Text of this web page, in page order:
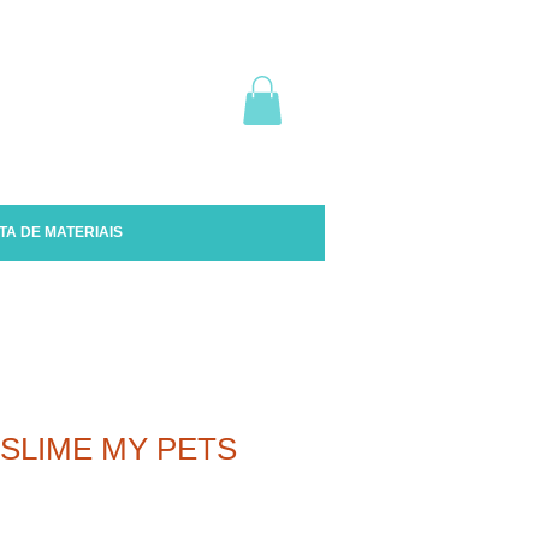
DE MATERIAIS
MY PETS